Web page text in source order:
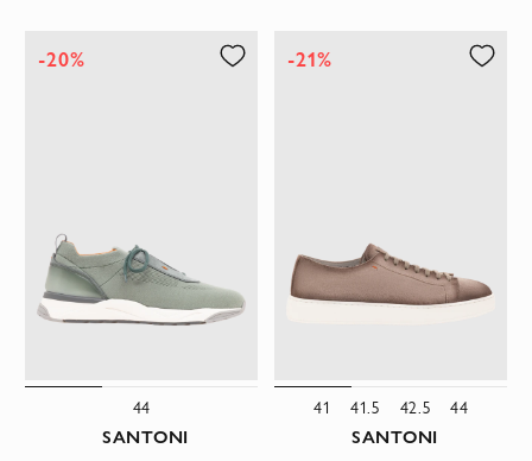
-20%
44
SANTONI
-21%
41 41.5 42.5 44
SANTONI